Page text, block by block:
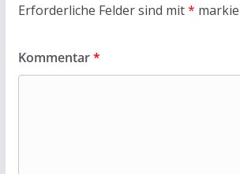
Erforderliche Felder sind mit*
Kommentar*